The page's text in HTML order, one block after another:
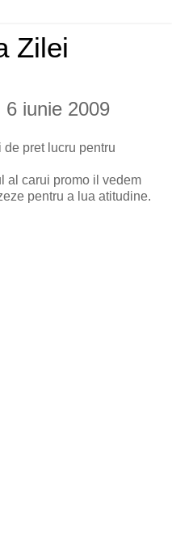
Zilei
6 iunie 2009
pret lucru pentru
al carui promo il vedem
pentru a lua atitudine.